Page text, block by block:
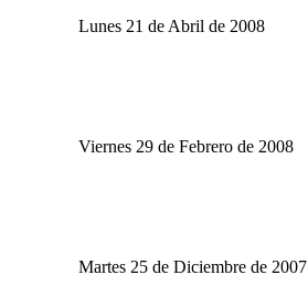
Lunes 21 de Abril de 2008
Viernes 29 de Febrero de 2008
Martes 25 de Diciembre de 2007